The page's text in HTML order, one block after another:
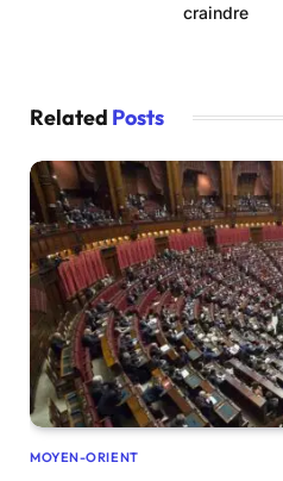
craindre
Related Posts
MOYEN-ORIENT